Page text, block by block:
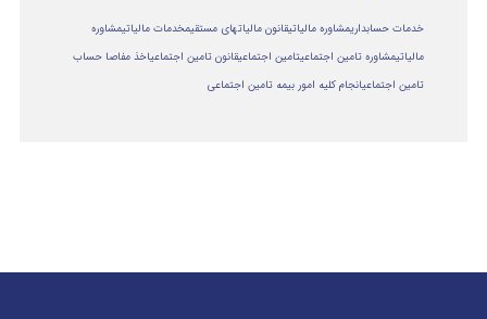
خدمات حسابداریمشاوره مالیاتیقانون مالیاتهای مستقیمخدمات مالیاتیمشاوره
مالياتيمشاوره تامین اجتماعیتامین اجتماعیقانون تامین اجتماعیاخذ مفاصا حساب
تامین اجتماعیانجام کلیه امور بیمه تامین اجتماعی